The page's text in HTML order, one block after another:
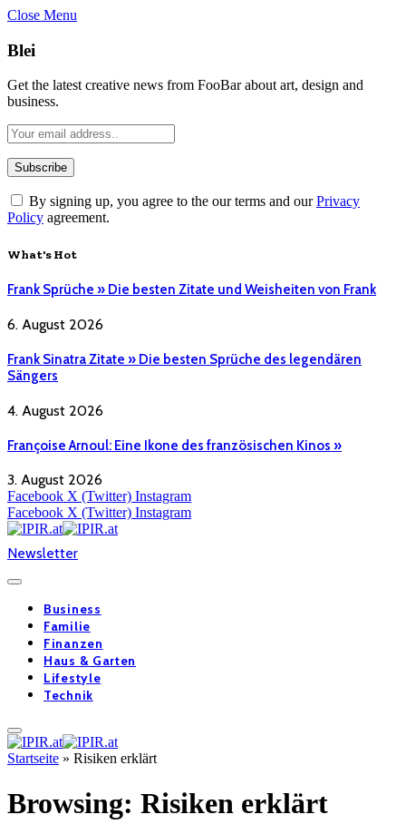
Close Menu
Blei
Get the latest creative news from FooBar about art, design and
business.
By signing up, you agree to the our terms and ourPrivacy
Policy agreement.
What's Hot
Frank Sprüche » Die besten Zitate und Weisheiten von Frank
6. August 2026
Frank Sinatra Zitate » Die besten Sprüche des legendären
Sängers
4. August 2026
Françoise Arnoul: Eine Ikone des französischen Kinos »
3. August 2026
Facebook X (Twitter) Instagram
Facebook X (Twitter) Instagram
Newsletter
Business
Familie
Finanzen
Haus & Garten
Lifestyle
Technik
Startseite » Risiken erklärt
Browsing: Risiken erklärt